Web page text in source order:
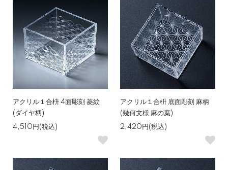
アクリル１合枡 4面彫刻 菱紋
(ダイヤ柄)
4,510円(税込)
アクリル１合枡 底面彫刻 麻柄
(幾何文様 麻の葉)
2,420円(税込)